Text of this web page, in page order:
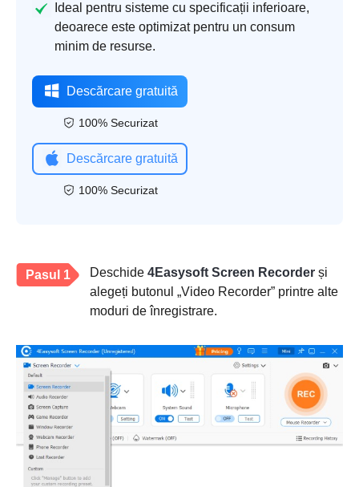
Ideal pentru sisteme cu specificații inferioare,
deoarece este optimizat pentru un consum
minim de resurse.
Descărcare gratuită
100% Securizat
Descărcare gratuită
100% Securizat
Pasul 1 Deschide 4Easysoft Screen Recorder și
alegeți butonul „Video Recorder” printre alte
moduri de înregistrare.